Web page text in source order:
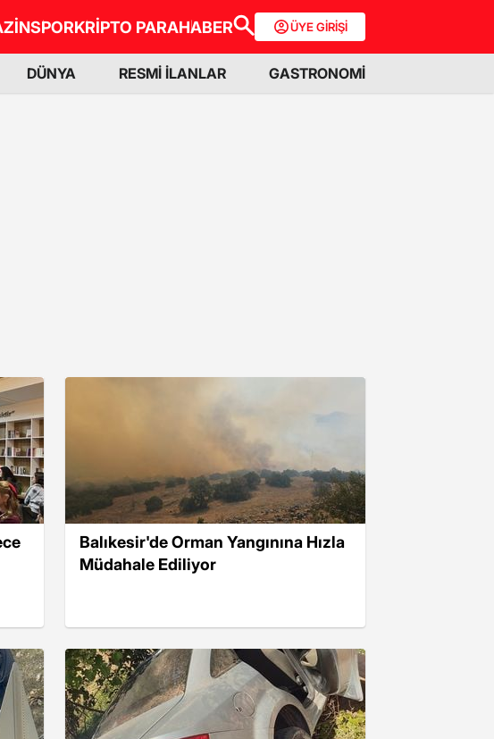
SPORKRİPTO PARAHABER ÜYE GİRİŞİ
DÜNYA RESMİ İLANLAR GASTRONOMİ
Balıkesir'de Orman Yangınına Hızla
Müdahale Ediliyor